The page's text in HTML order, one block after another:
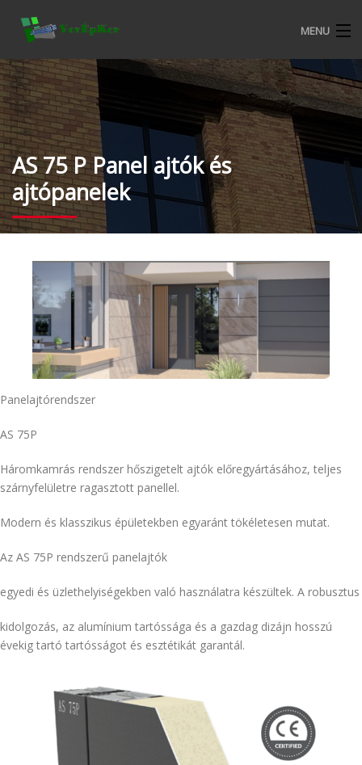
MENU
KEZDŐOLDAL
BEMUTATKOZÁS
ALURON NYÍLÁSZÁRÓ RENDSZEREK
CKM MŰANYAG NYÍLÁSZÁRÓ RENDSZEREK
TERMÉKEKRŐL
VERÉPKER REFERENCIÁK
ALURON SA KERESKEDELMI FELTÉTELEK
KATALÓGUSOK
KAPCSOLAT
AS 75 P Panel ajtók és
ajtópanelek
Panelajtórendszer
AS 75P
Háromkamrás rendszer hőszigetelt ajtók előregyártásához, teljes
szárnyfelületre ragasztott panellel.
Modern és klasszikus épületekben egyaránt tökéletesen mutat.
Az AS 75P rendszerű panelajtók
egyedi és üzlethelyiségekben való használatra készültek. A robusztus
kidolgozás, az alumínium tartóssága és a gazdag dizájn hosszú
évekig tartó tartósságot és esztétikát garantál.